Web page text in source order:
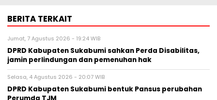
BERITA TERKAIT
Jumat, 7 Agustus 2026 - 19:24 WIB
DPRD Kabupaten Sukabumi sahkan Perda Disabilitas,
jamin perlindungan dan pemenuhan hak
Selasa, 4 Agustus 2026 - 20:07 WIB
DPRD Kabupaten Sukabumi bentuk Pansus perubahan